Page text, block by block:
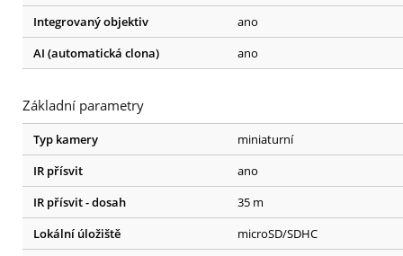
Integrovaný objektiv
ano
AI (automatická clona)
ano
Základní parametry
Typ kamery
miniaturní
IR přísvit
ano
IR přísvit - dosah
35 m
Lokální úložiště
microSD/SDHC